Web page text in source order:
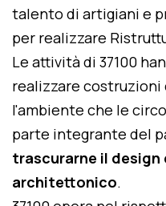
talento di artigiani e
per realizzare
Le attività di 37100
realizzare
l'ambiente che le
parte integrante del
trascurarne il design
architettonico.